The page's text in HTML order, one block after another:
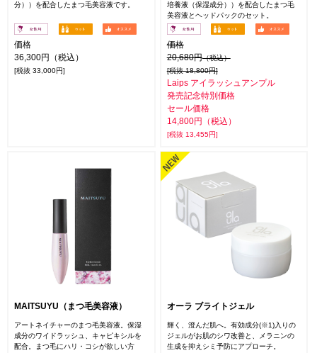
分））を配合したまつ毛美容液です。
価格
36,300円（税込）
[税抜 33,000円]
培養液（保湿成分））を配合したまつ毛
美容液とヘッドパックのセット。
価格
20,680円（税込）
[税抜 18,800円]
Laips アイラッシュアンプル
発売記念特別価格
セール価格
14,800円（税込）
[税抜 13,455円]
MAITSUYU（まつ毛美容液）
アートネイチャーのまつ毛美容液。保湿
成分のワイドラッシュ、キャピキシルを
配合。まつ毛にハリ・コシが欲しい方
オーラ ブライトジェル
輝く、澄んだ肌へ。有効成分(※1)入りの
ジェルがお肌のシワ改善と、メラニンの
生成を抑えシミ予防にアプローチ。